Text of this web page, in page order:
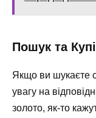
Пошук та
Якщо ви шукаєте
увагу на
золото, як-то